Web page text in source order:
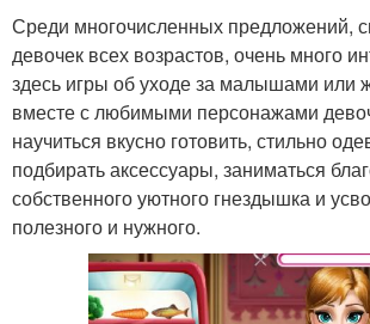
Среди многочисленных предложений,
девочек всех возрастов, очень много
здесь игры об уходе за малышами или
вместе с любимыми персонажами
научиться вкусно готовить, стильно
подбирать аксессуары, заниматься
собственного уютного гнездышка и
полезного и нужного.